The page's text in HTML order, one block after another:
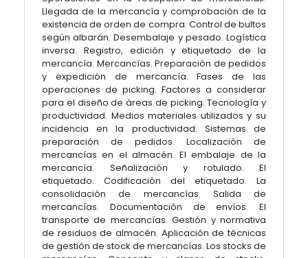
Llegada de la mercancía y comprobación de la
existencia de orden de compra. Control de bultos
según albarán. Desembalaje y pesado. Logística
inversa. Registro, edición y etiquetado de la
mercancía. Mercancías. Preparación de pedidos
y expedición de mercancía. Fases de las
operaciones de picking. Factores a considerar
para el diseño de áreas de picking. Tecnología y
productividad. Medios materiales utilizados y su
incidencia en la productividad. Sistemas de
preparación de pedidos. Localización de
mercancías en el almacén. El embalaje de la
mercancía. Señalización y rotulado. El
etiquetado. Codificación del etiquetado. La
consolidación de mercancías. Salida de
mercancías. Documentación de envíos. El
transporte de mercancías. Gestión y normativa
de residuos de almacén. Aplicación de técnicas
de gestión de stock de mercancías. Los stocks de